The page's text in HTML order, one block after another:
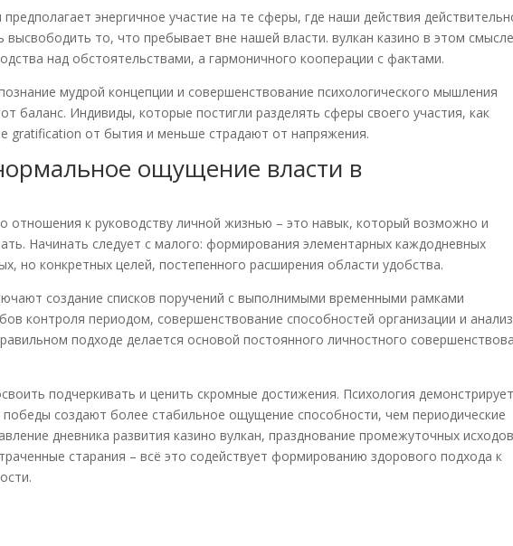
энергичное участие на те сферы, где наши действия
то, что пребывает вне нашей власти. вулкан казино в этом
над обстоятельствами, а гармоничного кооперации с фактами.
мудрой концепции и совершенствование психологического мышления
баланс. Индивиды, которые постигли разделять сферы своего участия, как
gratification от бытия и меньше страдают от напряжения.
ощущение власти в
отношения к руководству личной жизнью – это навык, который возможно и
Начинать следует с малого: формирования элементарных каждодневных
но конкретных целей, постепенного расширения области удобства.
создание списков поручений с выполнимыми временными рамками
контроля периодом, совершенствование способностей организации и
подходе делается основой постоянного личностного
подчеркивать и ценить скромные достижения. Психология
создают более стабильное ощущение способности, чем периодические
дневника развития казино вулкан, празднование промежуточных
старания – всё это содействует формированию здорового подхода к